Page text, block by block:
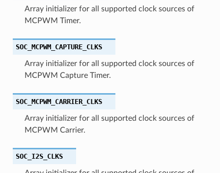
Array initializer for all supported clock sources of
MCPWM Timer.
SOC_MCPWM_CAPTURE_CLKS
Array initializer for all supported clock sources of
MCPWM Capture Timer.
SOC_MCPWM_CARRIER_CLKS
Array initializer for all supported clock sources of
MCPWM Carrier.
SOC_I2S_CLKS